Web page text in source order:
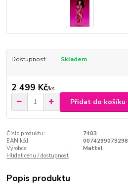
Dostupnost Skladem
2 499 Kč/ks
Přidat do košíku
Číslo produktu:
7403
EAN kód:
0074299073298
Výrobce:
Mattel
Hlídat cenu / dostupnost
Popis produktu